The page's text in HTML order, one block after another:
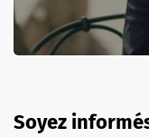
Soyez